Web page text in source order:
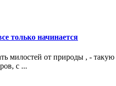
только начинается
милостей от природы , -
с ...